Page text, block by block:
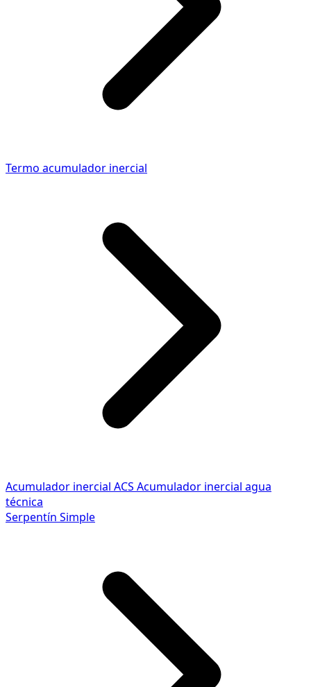
Termo acumulador inercial
Acumulador inercial ACS Acumulador inercial agua
técnica
Serpentín Simple